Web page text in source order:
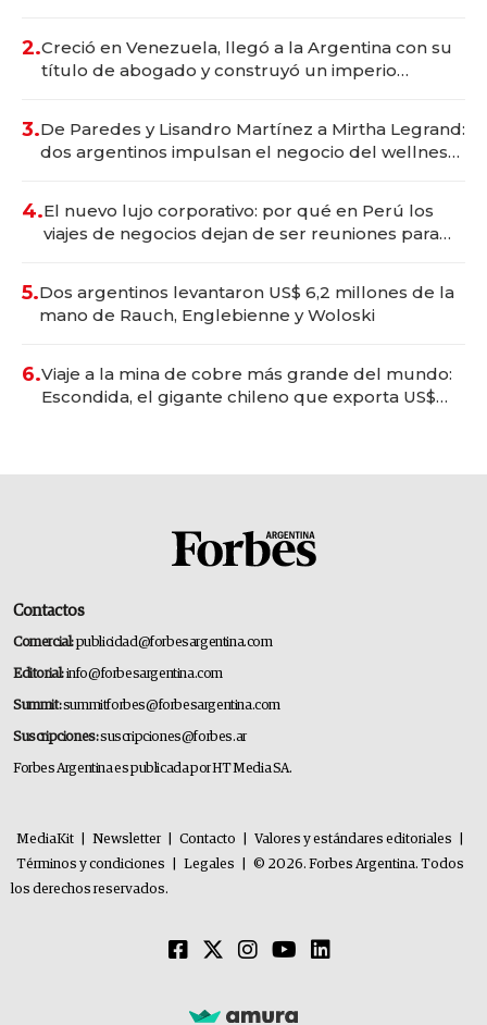
2.Creció en Venezuela, llegó a la Argentina con su
título de abogado y construyó un imperio
3.De Paredes y Lisandro Martínez a Mirtha Legrand:
dos argentinos impulsan el negocio del wellness
4.El nuevo lujo corporativo: por qué en Perú los
viajes de negocios dejan de ser reuniones para
5.Dos argentinos levantaron US$ 6,2 millones de la
mano de Rauch, Englebienne y Woloski
6.Viaje a la mina de cobre más grande del mundo:
Escondida, el gigante chileno que exporta US$
Contactos
Comercial:publicidad@forbesargentina.com
Editorial:info@forbesargentina.com
Summit:summitforbes@forbesargentina.com
Suscripciones:suscripciones@forbes.ar
Forbes Argentina es publicada por HT Media SA.
MediaKit Newsletter Contacto Valores y estándares editoriales
Términos y condiciones
Legales
© 2026. Forbes Argentina. Todos
los derechos reservados.